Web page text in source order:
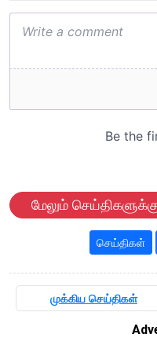
மேலும்
செய்திகள்
முக்கிய செய்திகள்